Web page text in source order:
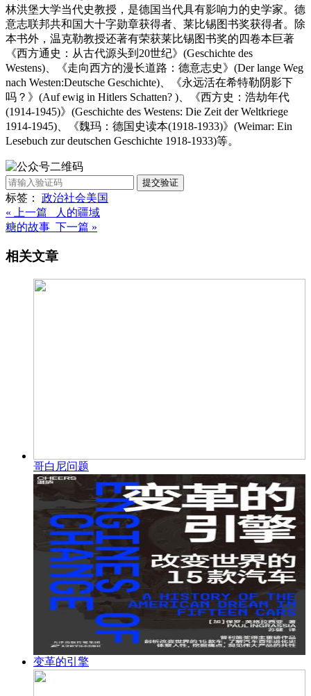
林洪堡大学当代史教授，是德国当代具有影响力的史学家。德
意志联邦共和国大十字勋章获得者、莱比锡图书奖获得者。除
本书外，温克勒教授还著有荣获莱比锡图书奖的四卷本巨著
《西方通史：从古代源头到20世纪》(Geschichte des
Westens)、《走向西方的漫长道路：德意志史》(Der lange Weg
nach Westen:Deutsche Geschichte)、《永远活在希特勒阴影下
吗？》(Auf ewig in Hitlers Schatten? )、《西方史：浩劫年代
(1914-1945)》(Geschichte des Westens: Die Zeit der Weltkriege
1914-1945)、《魏玛：德国史读本(1918-1933)》(Weimar: Ein
Lesebuch zur deutschen Geschichte 1918-1933)等。
提交验证
标签： 政治社会美国
« 上一篇 人的疆域
糖的故事 下一篇 »
相关文章
哥白尼问题
变革的引擎